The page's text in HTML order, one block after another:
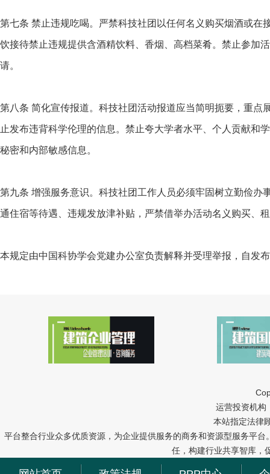
第七条 禁止违规吃喝。严禁科技社团以任何名义购买烟酒或
饮接待禁止违规提供含酒精饮料、香烟、高档菜肴。禁止参加
请。
第八条 简化宣传报道。科技社团活动报道应当简明扼要，重
止发布违背科学伦理的信息。禁止夸大学者水平、个人贡献和
秘密和内部敏感信息。
第九条 增强服务意识。科技社团工作人员必须牢固树立勤俭
通住宿等待遇、违规发放津补贴，严禁借举办活动名义购买、
本规定由中国科协学会党建办公室负责解释并受理举报，自发
运营投资机构
本站指定法律
平台整合行业众多优质资源，为企业提供服务的商务和资源型服务平
任，构建行业共享智库，